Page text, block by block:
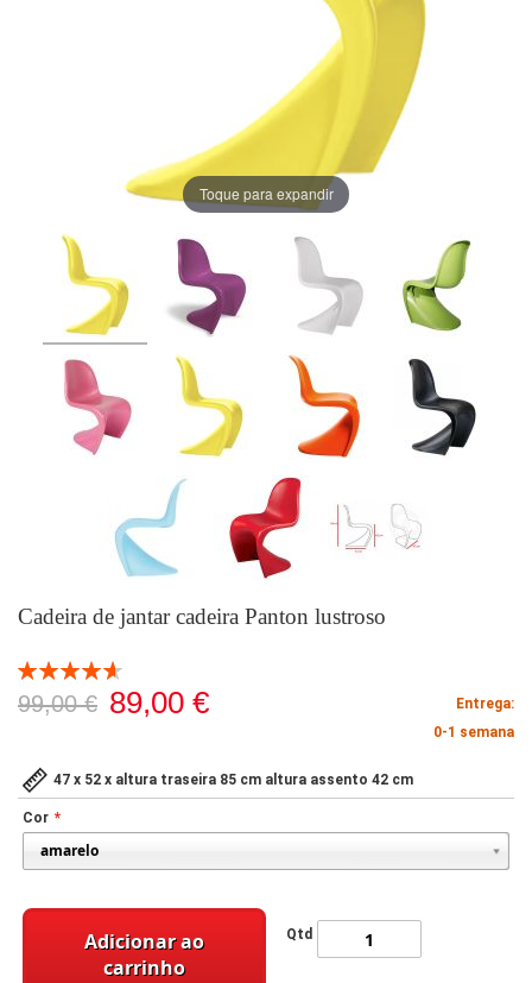
Cadeira de jantar cadeira Panton lustroso
Classificação:
93
% of 100
99,00 € 89,00 €
Entrega:
0-1 semana
47 x 52 x altura traseira 85 cm altura assento 42 cm
Cor
Qtd
Adicionar ao
carrinho
Toque para expandir